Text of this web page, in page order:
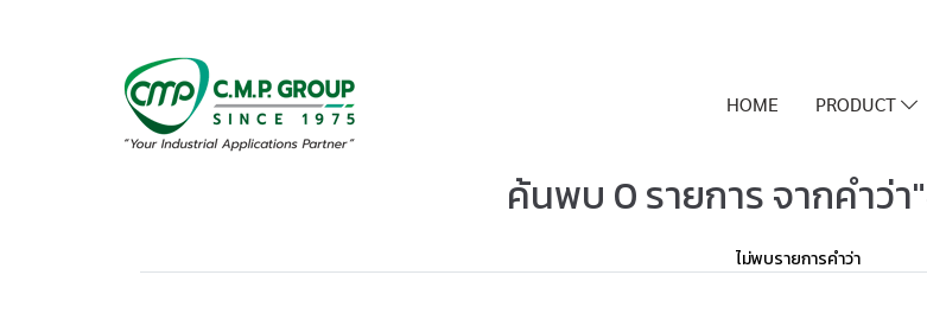
HOME PRODUCT
ค้นพบ 0 รายการ จากคำว่
ไม่พบรายการคำว่า